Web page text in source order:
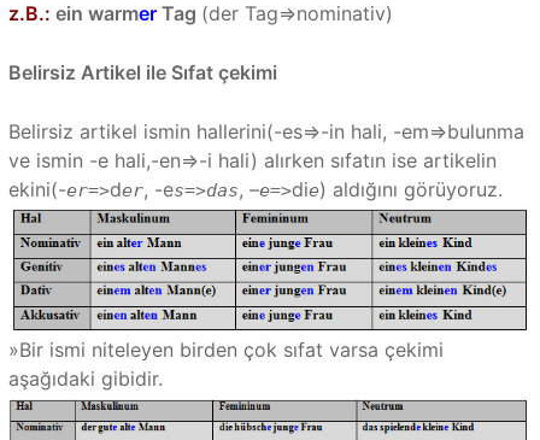
z.B.: ein warmerTag (der Tag=>nominativ)
Belirsiz Artikel ile Sıfat çekimi
Belirsiz artikel ismin hallerini(-es=>-in hali, -em=>bulunma
ve ismin -e hali,-en=>-i hali) alırken sıfatın ise artikelin
ekini(-er=>der, -es=>das, –e=>die) aldığını görüyoruz.
»Bir ismi niteleyen birden çok sıfat varsa çekimi
aşağıdaki gibidir.